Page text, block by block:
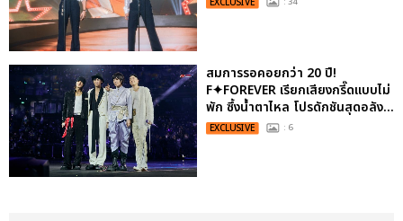
สมการรอคอยกว่า 20 ปี!
F✦FOREVER เรียกเสียงกรี๊ดแบบไม่
พัก ซึ้งน้ำตาไหล โปรดักชันสุดอลัง...
EXCLUSIVE : 6